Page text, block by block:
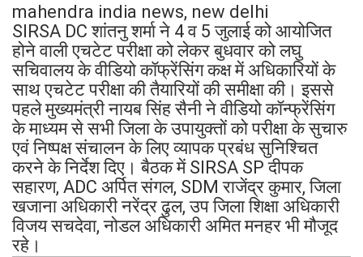
mahendra india news, new delhi
SIRSA DC शांतनु शर्मा ने 4 व 5 जुलाई को आयोजित
होने वाली एचटेट परीक्षा को लेकर बुधवार को लघु
सचिवालय के वीडियो कॉफ्रेंसिंग कक्ष में अधिकारियों के
साथ एचटेट परीक्षा की तैयारियों की समीक्षा की। इससे
पहले मुख्यमंत्री नायब सिंह सैनी ने वीडियो कॉन्फ्रेंसिंग
के माध्यम से सभी जिला के उपायुक्तों को परीक्षा के सुचारु
एवं निष्पक्ष संचालन के लिए व्यापक प्रबंध सुनिश्चित
करने के निर्देश दिए। बैठक में SIRSA SP दीपक
सहारण, ADC अर्पित संगल, SDM राजेंद्र कुमार, जिला
खजाना अधिकारी नरेंद्र ढुल, उप जिला शिक्षा अधिकारी
विजय सचदेवा, नोडल अधिकारी अमित मनहर भी मौजूद
रहे।